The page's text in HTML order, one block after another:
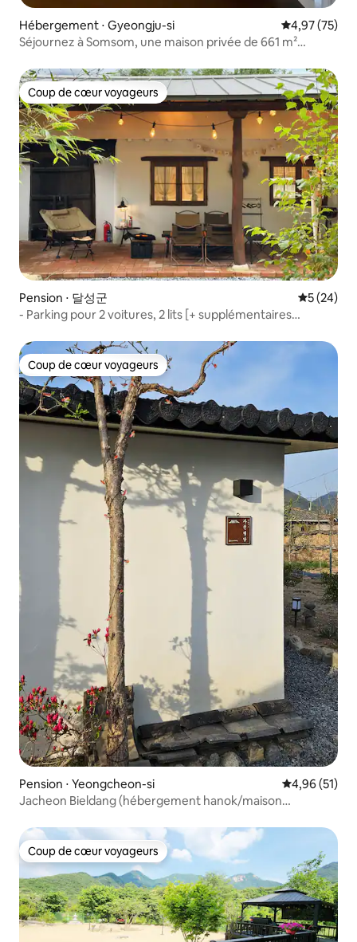
Hébergement ⋅ Gyeongju-si Évaluation
4,97 (75)
Séjournez à Somsom, une maison privée de 661 m²
et cabane)
Coup de cœur voyageurs
Coup de cœur voyageurs
Pension ⋅ 달성군
5 (24)
- Parking pour 2 voitures, 2 lits [+ supplémentaires
jacuzzi, console de jeux
Coup de cœur voyageurs
Coup de cœur voyageurs
Pension ⋅ Yeongcheon-si Évaluation
4,96 (51)
Jacheon Bieldang (hébergement hanok/maison
Coup de cœur voyageurs
Coup de cœur voyageurs